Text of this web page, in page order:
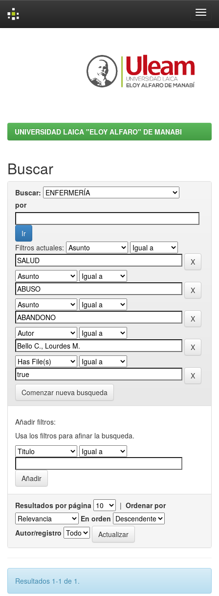
UNIVERSIDAD LAICA "ELOY ALFARO" DE MANABI
Buscar
Buscar:
por
Filtros actuales:
Comenzar nueva busqueda
Añadir filtros:
Usa los filtros para afinar la busqueda.
Resultados por página | Ordenar por
En orden
Autor/registro
Resultados 1-1 de 1.